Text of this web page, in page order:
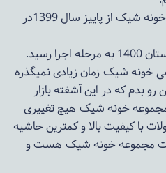
ایده طراحی و ساخت وبسایت خونه شیک از پاییز سال 1399در
رسید.
خونه شیکزمان زیادی نمیگذره
بدم که در این آشفته بازار
خونه شیک هیچ تغییری
با کیفیت بالا و کمترین حاشیه
مجموعهخونه شیک هست و